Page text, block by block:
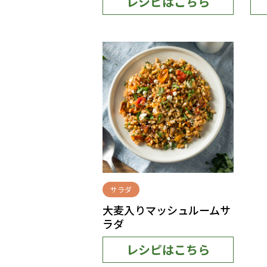
サラダ
大麦入りマッシュルームサ
ラダ
レシピはこちら